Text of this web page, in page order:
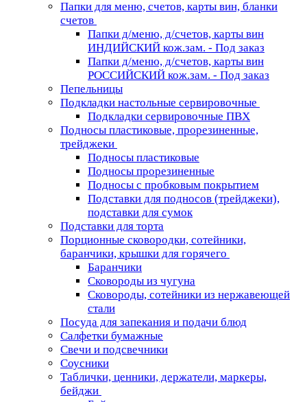
Папки для меню, счетов, карты вин, бланки
счетов
Папки д/меню, д/счетов, карты вин
ИНДИЙСКИЙ кож.зам. - Под заказ
Папки д/меню, д/счетов, карты вин
РОССИЙСКИЙ кож.зам. - Под заказ
Пепельницы
Подкладки настольные сервировочные
Подкладки сервировочные ПВХ
Подносы пластиковые, прорезиненные,
трейджеки
Подносы пластиковые
Подносы прорезиненные
Подносы с пробковым покрытием
Подставки для подносов (трейджеки),
подставки для сумок
Подставки для торта
Порционные сковородки, сотейники,
баранчики, крышки для горячего
Баранчики
Сковороды из чугуна
Сковороды, сотейники из нержавеющей
стали
Посуда для запекания и подачи блюд
Салфетки бумажные
Свечи и подсвечники
Соусники
Таблички, ценники, держатели, маркеры,
бейджи